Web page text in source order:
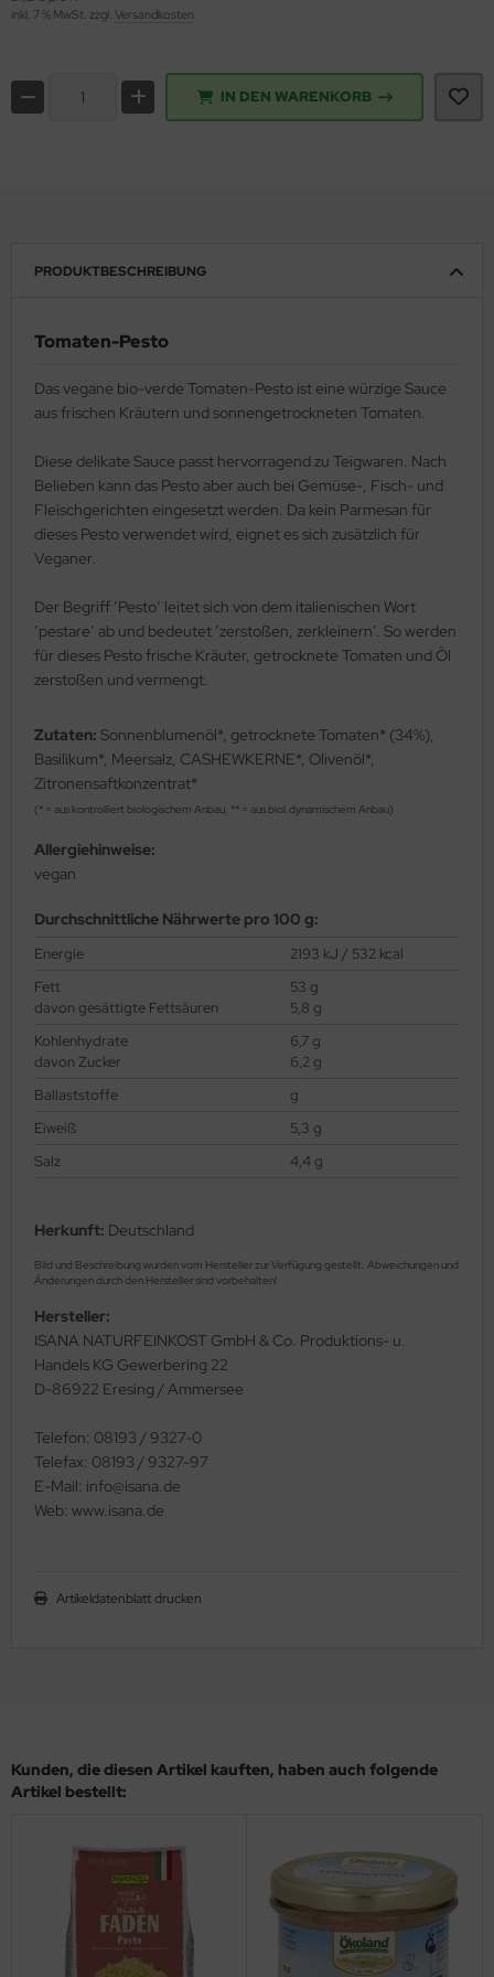
inkl. 7 % MwSt. zzgl. Versandkosten
IN DEN WARENKORB
PRODUKTBESCHREIBUNG
Tomaten-Pesto
Das vegane bio-verde Tomaten-Pesto ist eine würzige Sauce
aus frischen Kräutern und sonnengetrockneten Tomaten.
Diese delikate Sauce passt hervorragend zu Teigwaren. Nach
Belieben kann das Pesto aber auch bei Gemüse-, Fisch- und
Fleischgerichten eingesetzt werden. Da kein Parmesan für
dieses Pesto verwendet wird, eignet es sich zusätzlich für
Veganer.
Der Begriff ’Pesto’ leitet sich von dem italienischen Wort
’pestare’ ab und bedeutet ’zerstoßen, zerkleinern’. So werden
für dieses Pesto frische Kräuter, getrocknete Tomaten und Öl
zerstoßen und vermengt.
Zutaten: Sonnenblumenöl*, getrocknete Tomaten* (34%),
Basilikum*, Meersalz, CASHEWKERNE*, Olivenöl*,
Zitronensaftkonzentrat*
(* = aus kontrolliert biologischem Anbau, ** = aus biol.dynamischem Anbau)
Allergiehinweise:
vegan
Durchschnittliche Nährwerte pro 100 g:
Energie
2193 kJ / 532 kcal
Fett
davon gesättigte Fettsäuren
53 g
5,8 g
Kohlenhydrate
davon Zucker
6,7 g
6,2 g
Ballaststoffe
g
Eiweiß
5,3 g
Salz
4,4 g
Herkunft: Deutschland
Bild und Beschreibung wurden vom Hersteller zur Verfügung gestellt. Abweichungen und
Änderungen durch den Hersteller sind vorbehalten!
Hersteller:
ISANA NATURFEINKOST GmbH & Co. Produktions- u.
Handels KG Gewerbering 22
D-86922 Eresing / Ammersee
Telefon: 08193 / 9327-0
Telefax: 08193 / 9327-97
E-Mail: info@isana.de
Web: www.isana.de
Artikeldatenblatt drucken
Kunden, die diesen Artikel kauften, haben auch folgende
Artikel bestellt: